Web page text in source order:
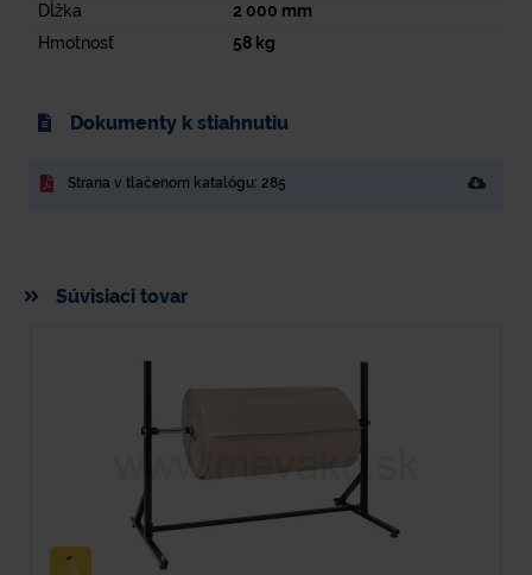
Dĺžka
2 000 mm
Hmotnosť
58kg
Dokumenty k stiahnutiu
Strana v tlačenom katalógu: 285
Súvisiaci tovar